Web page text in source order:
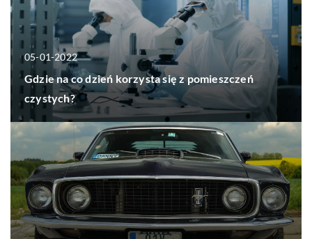
05-01-2022
Gdzie na co dzień korzysta się z pomieszczeń
czystych?